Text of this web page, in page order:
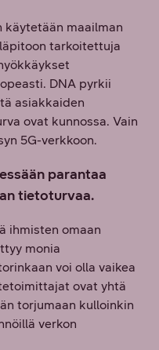
käytetään maailman
tarkoitettuja
DNA pyrkii
asiakkaiden
ovat kunnossa. Vain
5G-verkkoon.
parantaa
tietoturvaa.
ihmisten omaan
monia
voi olla vaikea
ovat yhtä
torjumaan kulloinkin
verkon